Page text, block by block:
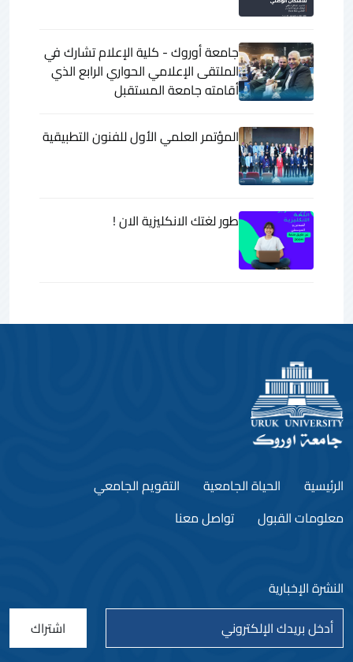
جامعة أوروك - كلية الإعلام تشارك في
الملتقى الإعلامي الحواري الرابع الذي
أقامته جامعة المستقبل
المؤتمر العلمي الأول للفنون التطبيقية
طور لغتك الانكليزية الان !
الرئيسية الحياة الجامعية
التقويم الجامعي
معلومات القبول
تواصل معنا
النشرة الإخبارية
اشتراك